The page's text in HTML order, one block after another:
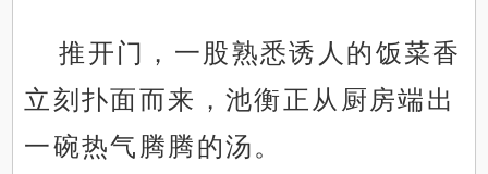
推开门，一股熟悉诱人的饭菜香
立刻扑面而来，池衡正从厨房端出
一碗热气腾腾的汤。